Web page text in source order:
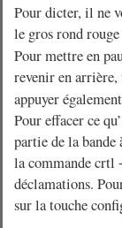
Pour dicter, il ne
le gros rond
Pour mettre en
revenir en arrière,
appuyer
Pour effacer ce
partie de la bande
la commande crtl
déclamations.
sur la touche